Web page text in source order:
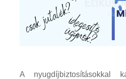
A nyugdíjbiztosításokkal